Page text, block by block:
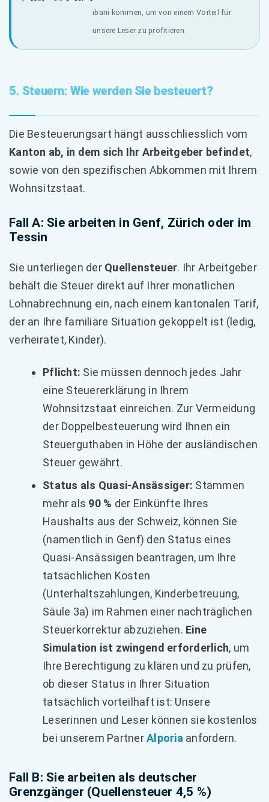
ibani kommen, um von einem Vorteil für
unsere Leser zu profitieren.
5. Steuern: Wie werden Sie besteuert?
Die Besteuerungsart hängt ausschliesslich vom
Kanton ab, in dem sich Ihr Arbeitgeber befindet,
sowie von den spezifischen Abkommen mit Ihrem
Wohnsitzstaat.
Fall A: Sie arbeiten in Genf, Zürich oder im
Tessin
Sie unterliegen der Quellensteuer. Ihr Arbeitgeber
behält die Steuer direkt auf Ihrer monatlichen
Lohnabrechnung ein, nach einem kantonalen Tarif,
der an Ihre familiäre Situation gekoppelt ist (ledig,
verheiratet, Kinder).
Pflicht: Sie müssen dennoch jedes Jahr
eine Steuererklärung in Ihrem
Wohnsitzstaat einreichen. Zur Vermeidung
der Doppelbesteuerung wird Ihnen ein
Steuerguthaben in Höhe der ausländischen
Steuer gewährt.
Status als Quasi-Ansässiger: Stammen
mehr als 90 % der Einkünfte Ihres
Haushalts aus der Schweiz, können Sie
(namentlich in Genf) den Status eines
Quasi-Ansässigen beantragen, um Ihre
tatsächlichen Kosten
(Unterhaltszahlungen, Kinderbetreuung,
Säule 3a) im Rahmen einer nachträglichen
Steuerkorrektur abzuziehen. Eine
Simulation ist zwingend erforderlich, um
Ihre Berechtigung zu klären und zu prüfen,
ob dieser Status in Ihrer Situation
tatsächlich vorteilhaft ist: Unsere
Leserinnen und Leser können sie kostenlos
bei unserem PartnerAlporiaanfordern.
Fall B: Sie arbeiten als deutscher
Grenzgänger (Quellensteuer 4,5 %)